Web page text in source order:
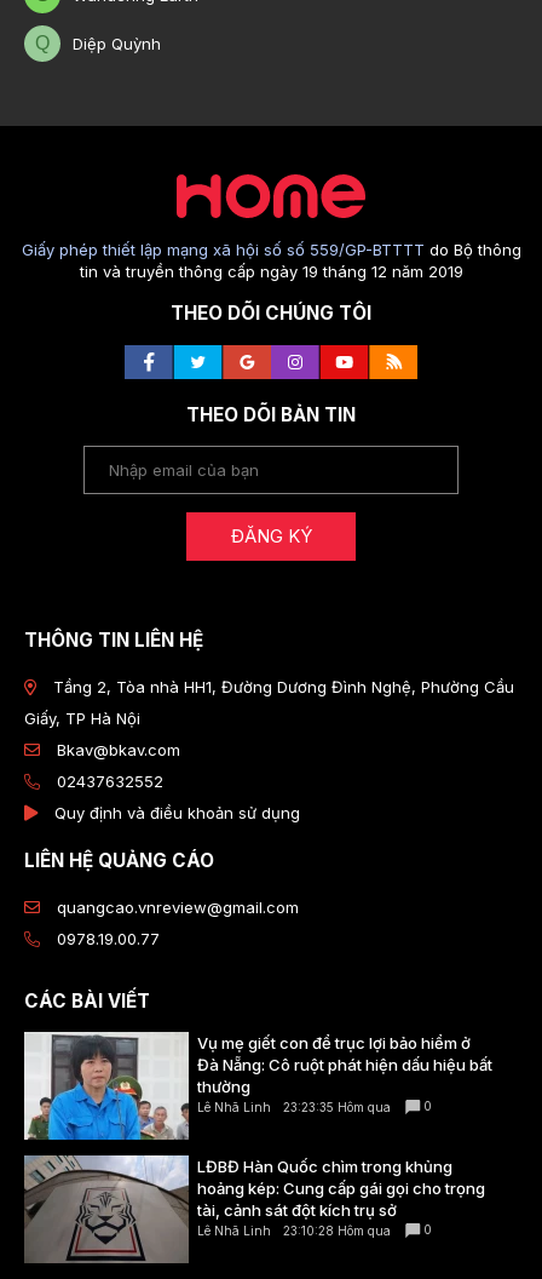
Q Diệp Quỳnh
Giấy phép thiết lập mạng xã hội số số 559/GP-BTTTT do Bộ thông
tin và truyền thông cấp ngày 19 tháng 12 năm 2019
THEO DÕI CHÚNG TÔI
THEO DÕI BẢN TIN
ĐĂNG KÝ
THÔNG TIN LIÊN HỆ
Tầng 2, Tòa nhà HH1, Đường Dương Đình Nghệ, Phường Cầu
Giấy, TP Hà Nội
Bkav@bkav.com
02437632552
Quy định và điều khoản sử dụng
LIÊN HỆ QUẢNG CÁO
quangcao.vnreview@gmail.com
0978.19.00.77
CÁC BÀI VIẾT
Vụ mẹ giết con để trục lợi bảo hiểm ở
Đà Nẵng: Cô ruột phát hiện dấu hiệu bất
thường
Lê Nhã Linh 23:23:35 Hôm qua 0
LĐBĐ Hàn Quốc chìm trong khủng
hoảng kép: Cung cấp gái gọi cho trọng
tài, cảnh sát đột kích trụ sở
Lê Nhã Linh 23:10:28 Hôm qua 0